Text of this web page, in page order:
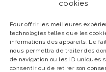
cookies
Pour offrir les meilleures
technologies telles que les
informations des appareils. Le
nous permettra de traiter des
de navigation ou les ID uniques
consentir ou de retirer son
06 22